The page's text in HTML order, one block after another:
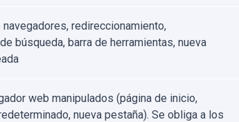
redireccionamiento,
búsqueda, barra de herramientas, nueva
web manipulados (página de inicio,
nueva pestaña). Se obliga a los